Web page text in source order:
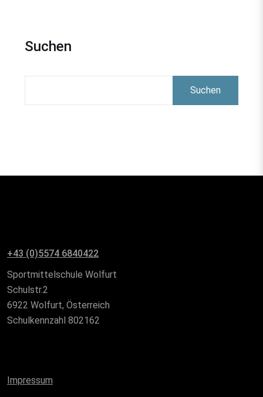
Suchen
Suchen
+43 (0)5574 6840422
Sportmittelschule Wolfurt
Schulstr.2
6922 Wolfurt, Österreich
Schulkennzahl 802162
Impressum